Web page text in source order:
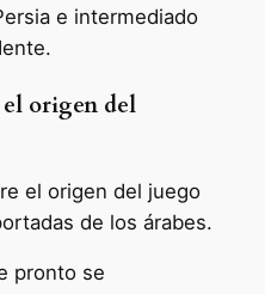
e intermediado
el origen del
el origen del juego
de los árabes.
pronto se